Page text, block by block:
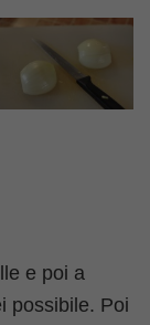
e poi a
possibile. Poi